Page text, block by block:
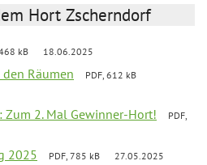
Hort Zscherndorf
kB 18.06.2025
Räumen
PDF, 612 kB
Zum 2. Mal Gewinner-Hort!
PDF,
2025 PDF, 785 kB 27.05.2025